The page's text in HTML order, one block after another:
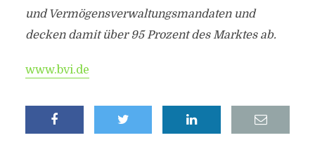
und Vermögensverwaltungsmandaten und
decken damit über 95 Prozent des Marktes ab.
www.bvi.de